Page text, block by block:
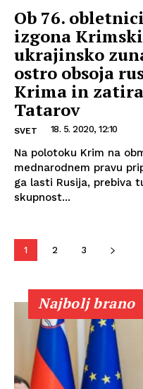
Ob 76.
izgona
ukrajinsko
ostro obsoja
Krima in
Tatarov
SVET 18. 5. 2020, 12:10
Na polotoku Krim na
mednarodnem pravu
ga lasti Rusija, prebiva
skupnost...
1 2 3
Najbolj brano